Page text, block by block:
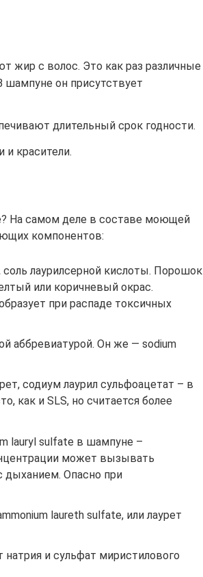
жир с волос. Это как раз различные
шампуне он присутствует
длительный срок годности.
красители.
На самом деле в составе моющей
компонентов:
соль лаурилсерной кислоты. Порошок
или коричневый окрас.
при распаде токсичных
аббревиатурой. Он же — sodium
содиум лаурил сульфоацетат – в
как и SLS, но считается более
lauryl sulfate в шампуне –
может вызывать
дыханием. Опасно при
laureth sulfate, или лаурет
и сульфат миристилового